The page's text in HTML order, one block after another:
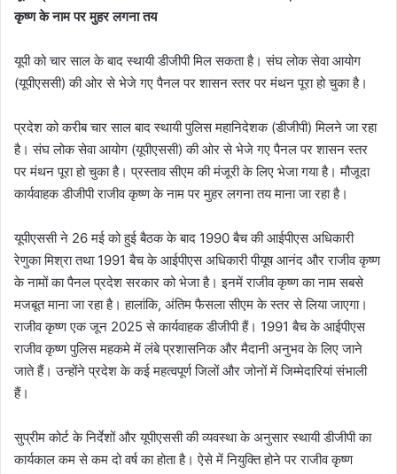
कृष्ण के नाम पर मुहर लगना तय
यूपी को चार साल के बाद स्थायी डीजीपी मिल सकता है। संघ लोक सेवा आयोग
(यूपीएससी) की ओर से भेजे गए पैनल पर शासन स्तर पर मंथन पूरा हो चुका है।
प्रदेश को करीब चार साल बाद स्थायी पुलिस महानिदेशक (डीजीपी) मिलने जा रहा
है। संघ लोक सेवा आयोग (यूपीएससी) की ओर से भेजे गए पैनल पर शासन स्तर
पर मंथन पूरा हो चुका है। प्रस्ताव सीएम की मंजूरी के लिए भेजा गया है। मौजूदा
कार्यवाहक डीजीपी राजीव कृष्ण के नाम पर मुहर लगना तय माना जा रहा है।
यूपीएससी ने 26 मई को हुई बैठक के बाद 1990 बैच की आईपीएस अधिकारी
रेणुका मिश्रा तथा 1991 बैच के आईपीएस अधिकारी पीयूष आनंद और राजीव कृष्ण
के नामों का पैनल प्रदेश सरकार को भेजा है। इनमें राजीव कृष्ण का नाम सबसे
मजबूत माना जा रहा है। हालांकि, अंतिम फैसला सीएम के स्तर से लिया जाएगा।
राजीव कृष्ण एक जून 2025 से कार्यवाहक डीजीपी हैं। 1991 बैच के आईपीएस
राजीव कृष्ण पुलिस महकमे में लंबे प्रशासनिक और मैदानी अनुभव के लिए जाने
जाते हैं। उन्होंने प्रदेश के कई महत्वपूर्ण जिलों और जोनों में जिम्मेदारियां संभाली
हैं।
सुप्रीम कोर्ट के निर्देशों और यूपीएससी की व्यवस्था के अनुसार स्थायी डीजीपी का
कार्यकाल कम से कम दो वर्ष का होता है। ऐसे में नियुक्ति होने पर राजीव कृष्ण